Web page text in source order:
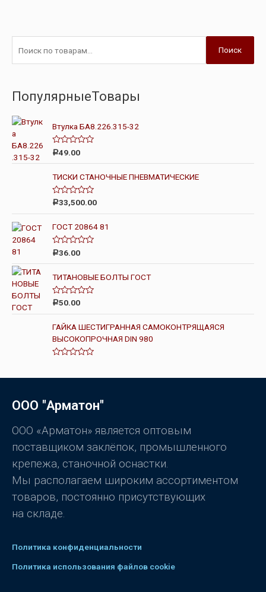
Поиск
ПопулярныеТовары
Втулка БА8.226.315-32
О
е
н
к
а
0
и
з
Р49.00
ТИСКИ СТАНОЧНЫЕ ПНЕВМАТИЧЕСКИЕ
О
е
н
к
а
0
и
з
Р33,500.00
ГОСТ 20864 81
О
е
н
к
а
0
и
з
Р36.00
ТИТАНОВЫЕ БОЛТЫ ГОСТ
О
е
н
к
а
0
и
Р50.00
ГАЙКА ШЕСТИГРАННАЯ САМОКОНТРЯЩАЯСЯ
ВЫСОКОПРОЧНАЯ DIN 980
е
а
0
5
ООО "Арматон"
ООО «Арматон» является оптовым
поставщиком заклёпок, промышленного
крепежа, станочной оснастки.
Мы располагаем широким ассортиментом
товаров, постоянно присутствующих
на складе.
Политика конфиденциальности
Политика использования файлов cookie